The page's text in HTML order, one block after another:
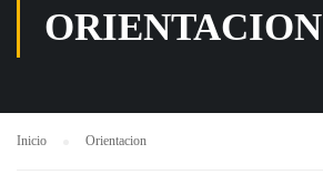
ORIENTACION
Inicio Orientacion